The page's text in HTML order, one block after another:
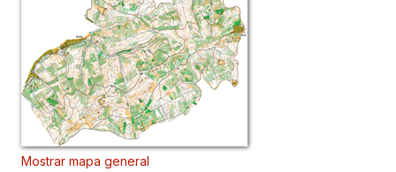
Mostrar mapa general